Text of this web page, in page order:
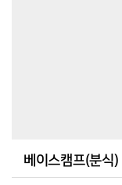
베이스캠프(분식)